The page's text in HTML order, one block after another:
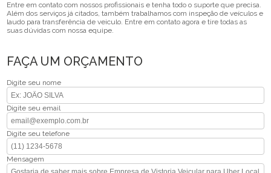
Entre em contato com nossos profissionais e tenha todo o suporte que precisa.
Além dos serviços já citados, também trabalhamos com inspeção de veículos e
laudo para transferência de veiculo. Entre em contato agora e tire todas as
suas dúvidas com nossa equipe.
FAÇA UM ORÇAMENTO
Digite seu nome
Digite seu email
Digite seu telefone
Mensagem